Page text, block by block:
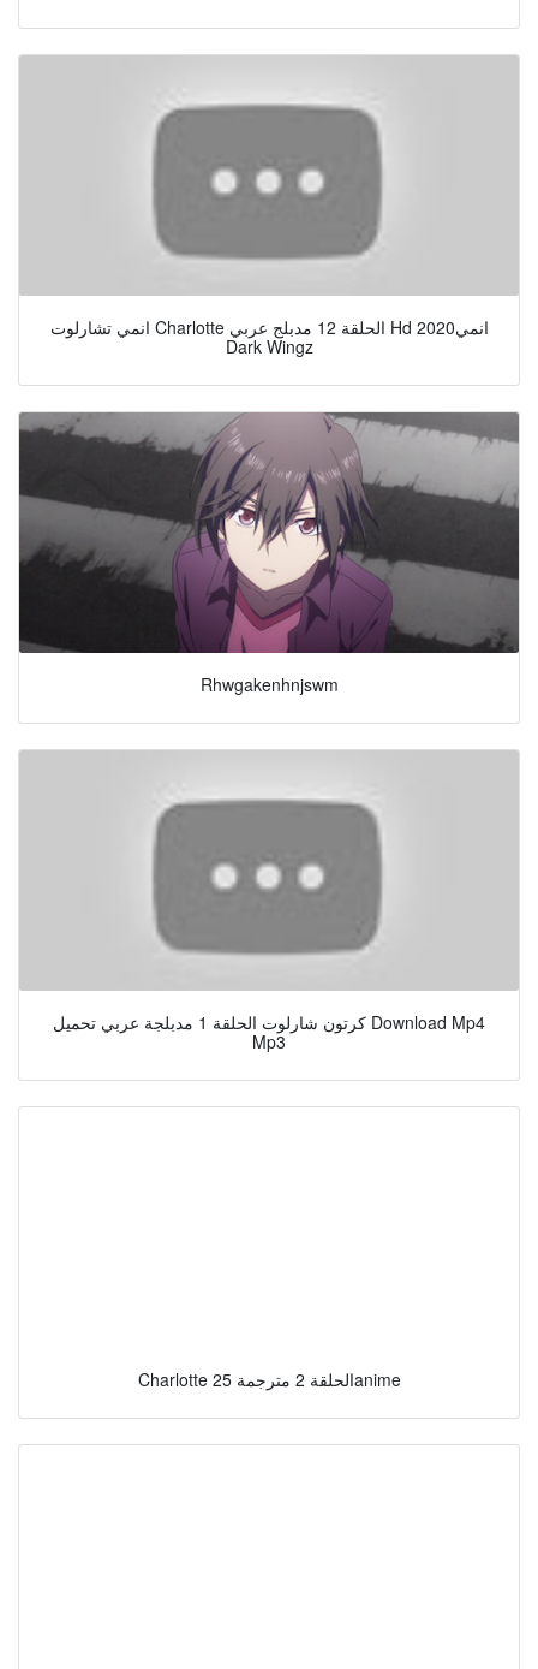
انمي تشارلوت Charlotte الحلقة 12 مدبلج عربي Hd انمي2020
Dark Wingz
Rhwgakenhnjswm
كرتون شارلوت الحلقة 1 مدبلجة عربي تحميل Download Mp4
Mp3
Charlotte الحلقة 2 مترجمة 25anime